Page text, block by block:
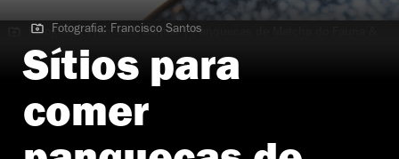
Fotografia: Francisco Santos | Panquecas de Matcha do Fauna &
Flora
Fotografia: Francisco Santos
Sítios para
comer